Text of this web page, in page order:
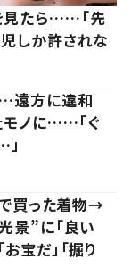
見たら……「先
児しか許されな
遠方に違和
モノに……「ぐ
買った着物→
景”に「良い
宝だ」「掘り